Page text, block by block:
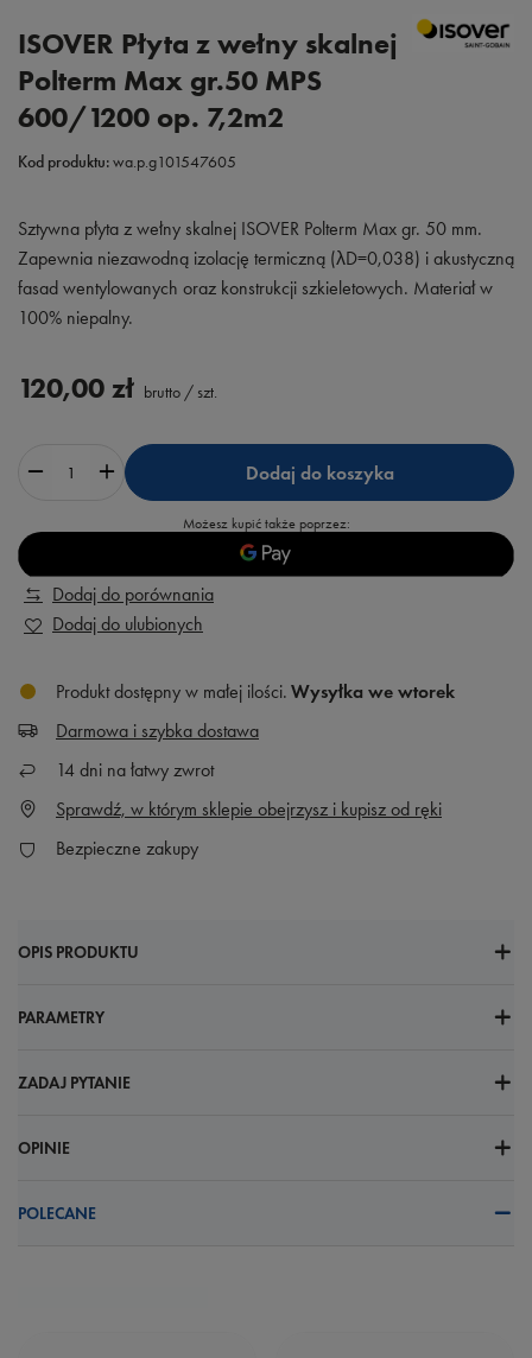
ISOVER Płyta z wełny skalnej
Polterm Max gr.50 MPS
600/1200 op. 7,2m2
Kod produktu:wa.p.g101547605
Sztywna płyta z wełny skalnej ISOVER Polterm Max gr. 50 mm.
Zapewnia niezawodną izolację termiczną (λD=0,038) i akustyczną
fasad wentylowanych oraz konstrukcji szkieletowych. Materiał w
100% niepalny.
120,00 zł brutto / szt.
Dodaj do koszyka
Możesz kupić także poprzez:
Dodaj do porównania
Dodaj do ulubionych
Produkt dostępny w małej ilości Wysyłka we wtorek
Darmowa i szybka dostawa
14 dni na łatwy zwrot
Sprawdź, w którym sklepie obejrzysz i kupisz od ręki
Bezpieczne zakupy
OPIS PRODUKTU
PARAMETRY
ZADAJ PYTANIE
OPINIE
POLECANE